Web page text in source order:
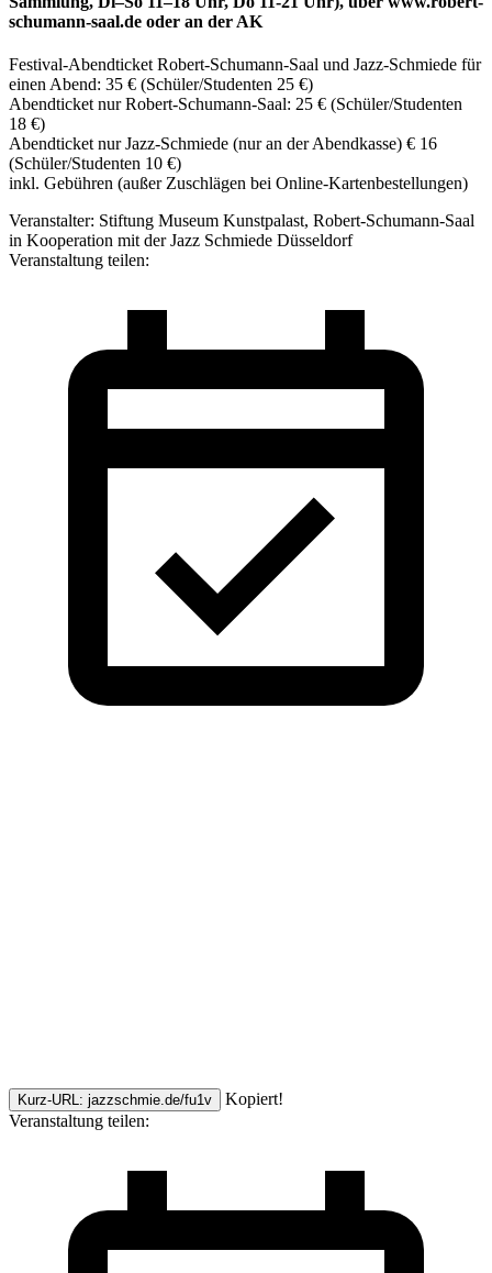
schumann-saal.de oder an der AK
Festival-Abendticket Robert-Schumann-Saal und Jazz-Schmiede für
einen Abend: 35 € (Schüler/Studenten 25 €)
Abendticket nur Robert-Schumann-Saal: 25 € (Schüler/Studenten
18 €)
Abendticket nur Jazz-Schmiede (nur an der Abendkasse) € 16
(Schüler/Studenten 10 €)
inkl. Gebühren (außer Zuschlägen bei Online-Kartenbestellungen)
Veranstalter: Stiftung Museum Kunstpalast, Robert-Schumann-Saal
in Kooperation mit der Jazz Schmiede Düsseldorf
Veranstaltung teilen:
Kurz-URL: jazzschmie.de/fu1v
Kopiert!
Veranstaltung teilen: